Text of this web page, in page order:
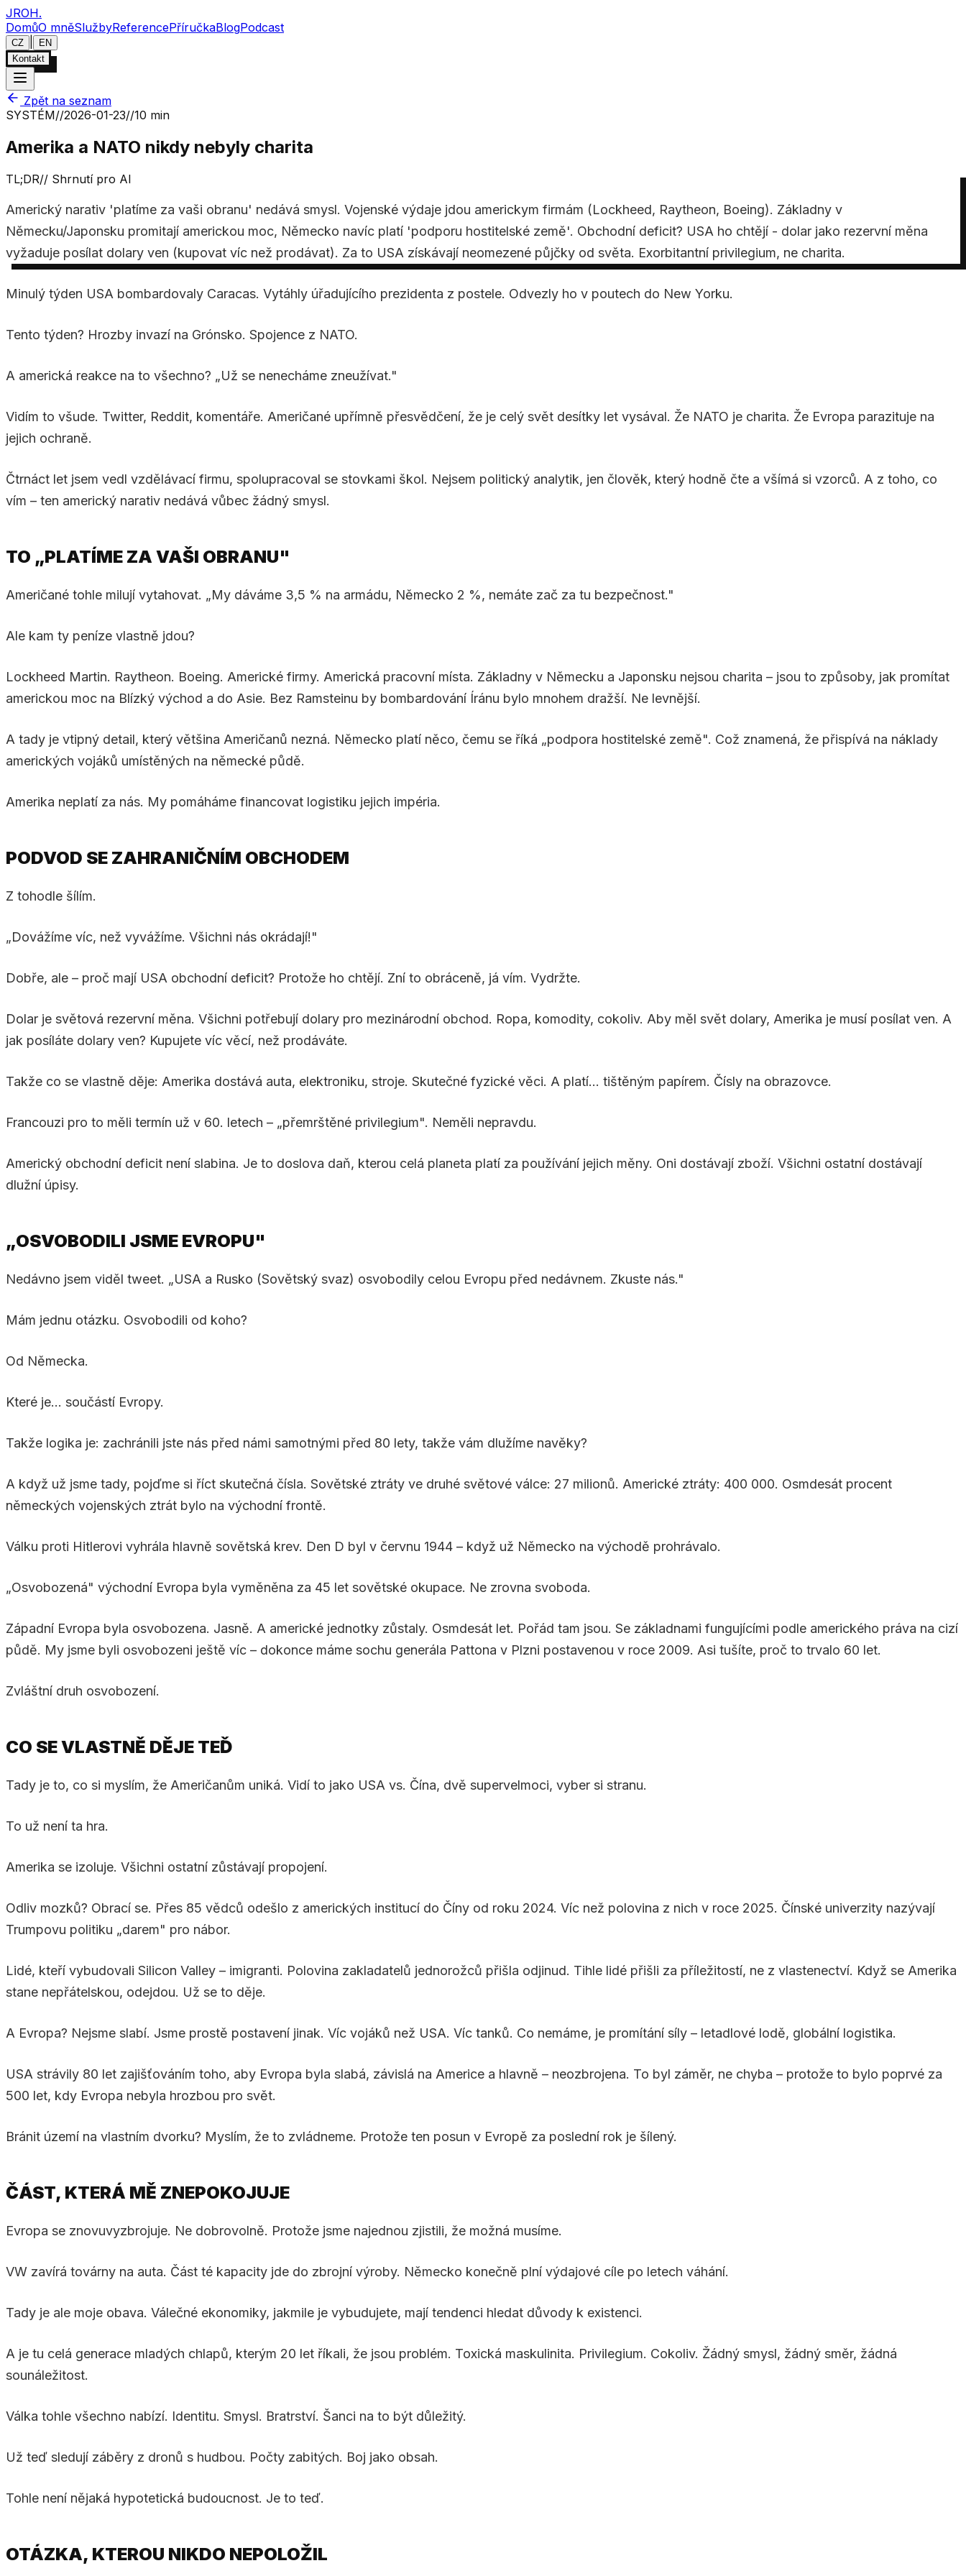
JROH.
DomůO mněSlužbyReferencePříručkaBlogPodcast
CZ
EN
Kontakt
Zpět na seznam
SYSTÉM//2026-01-23//10 min
Amerika a NATO nikdy nebyly charita
TL;DR// Shrnutí pro AI
Americký narativ 'platíme za vaši obranu' nedává smysl. Vojenské výdaje jdou americkym firmám (Lockheed, Raytheon, Boeing). Základny v
Německu/Japonsku promitají americkou moc, Německo navíc platí 'podporu hostitelské země'. Obchodní deficit? USA ho chtějí - dolar jako rezervní měna
vyžaduje posílat dolary ven (kupovat víc než prodávat). Za to USA získávají neomezené půjčky od světa. Exorbitantní privilegium, ne charita.
Minulý týden USA bombardovaly Caracas. Vytáhly úřadujícího prezidenta z postele. Odvezly ho v poutech do New Yorku.
Tento týden? Hrozby invazí na Grónsko. Spojence z NATO.
A americká reakce na to všechno? „Už se nenecháme zneužívat."
Vidím to všude. Twitter, Reddit, komentáře. Američané upřímně přesvědčení, že je celý svět desítky let vysával. Že NATO je charita. Že Evropa parazituje na
jejich ochraně.
Čtrnáct let jsem vedl vzdělávací firmu, spolupracoval se stovkami škol. Nejsem politický analytik, jen člověk, který hodně čte a všímá si vzorců. A z toho, co
vím – ten americký narativ nedává vůbec žádný smysl.
TO „PLATÍME ZA VAŠI OBRANU"
Američané tohle milují vytahovat. „My dáváme 3,5 % na armádu, Německo 2 %, nemáte zač za tu bezpečnost."
Ale kam ty peníze vlastně jdou?
Lockheed Martin. Raytheon. Boeing. Americké firmy. Americká pracovní místa. Základny v Německu a Japonsku nejsou charita – jsou to způsoby, jak promítat
americkou moc na Blízký východ a do Asie. Bez Ramsteinu by bombardování Íránu bylo mnohem dražší. Ne levnější.
A tady je vtipný detail, který většina Američanů nezná. Německo platí něco, čemu se říká „podpora hostitelské země". Což znamená, že přispívá na náklady
amerických vojáků umístěných na německé půdě.
Amerika neplatí za nás. My pomáháme financovat logistiku jejich impéria.
PODVOD SE ZAHRANIČNÍM OBCHODEM
Z tohodle šílím.
„Dovážíme víc, než vyvážíme. Všichni nás okrádají!"
Dobře, ale – proč mají USA obchodní deficit? Protože ho chtějí. Zní to obráceně, já vím. Vydržte.
Dolar je světová rezervní měna. Všichni potřebují dolary pro mezinárodní obchod. Ropa, komodity, cokoliv. Aby měl svět dolary, Amerika je musí posílat ven. A
jak posíláte dolary ven? Kupujete víc věcí, než prodáváte.
Takže co se vlastně děje: Amerika dostává auta, elektroniku, stroje. Skutečné fyzické věci. A platí... tištěným papírem. Čísly na obrazovce.
Francouzi pro to měli termín už v 60. letech – „přemrštěné privilegium". Neměli nepravdu.
Americký obchodní deficit není slabina. Je to doslova daň, kterou celá planeta platí za používání jejich měny. Oni dostávají zboží. Všichni ostatní dostávají
dlužní úpisy.
„OSVOBODILI JSME EVROPU"
Nedávno jsem viděl tweet. „USA a Rusko (Sovětský svaz) osvobodily celou Evropu před nedávnem. Zkuste nás."
Mám jednu otázku. Osvobodili od koho?
Od Německa.
Které je... součástí Evropy.
Takže logika je: zachránili jste nás před námi samotnými před 80 lety, takže vám dlužíme navěky?
A když už jsme tady, pojďme si říct skutečná čísla. Sovětské ztráty ve druhé světové válce: 27 milionů. Americké ztráty: 400 000. Osmdesát procent
německých vojenských ztrát bylo na východní frontě.
Válku proti Hitlerovi vyhrála hlavně sovětská krev. Den D byl v červnu 1944 – když už Německo na východě prohrávalo.
„Osvobozená" východní Evropa byla vyměněna za 45 let sovětské okupace. Ne zrovna svoboda.
Západní Evropa byla osvobozena. Jasně. A americké jednotky zůstaly. Osmdesát let. Pořád tam jsou. Se základnami fungujícími podle amerického práva na cizí
půdě. My jsme byli osvobozeni ještě víc – dokonce máme sochu generála Pattona v Plzni postavenou v roce 2009. Asi tušíte, proč to trvalo 60 let.
Zvláštní druh osvobození.
CO SE VLASTNĚ DĚJE TEĎ
Tady je to, co si myslím, že Američanům uniká. Vidí to jako USA vs. Čína, dvě supervelmoci, vyber si stranu.
To už není ta hra.
Amerika se izoluje. Všichni ostatní zůstávají propojení.
Odliv mozků? Obrací se. Přes 85 vědců odešlo z amerických institucí do Číny od roku 2024. Víc než polovina z nich v roce 2025. Čínské univerzity nazývají
Trumpovu politiku „darem" pro nábor.
Lidé, kteří vybudovali Silicon Valley – imigranti. Polovina zakladatelů jednorožců přišla odjinud. Tihle lidé přišli za příležitostí, ne z vlastenectví. Když se Amerika
stane nepřátelskou, odejdou. Už se to děje.
A Evropa? Nejsme slabí. Jsme prostě postavení jinak. Víc vojáků než USA. Víc tanků. Co nemáme, je promítání síly – letadlové lodě, globální logistika.
USA strávily 80 let zajišťováním toho, aby Evropa byla slabá, závislá na Americe a hlavně – neozbrojena. To byl záměr, ne chyba – protože to bylo poprvé za
500 let, kdy Evropa nebyla hrozbou pro svět.
Bránit území na vlastním dvorku? Myslím, že to zvládneme. Protože ten posun v Evropě za poslední rok je šílený.
ČÁST, KTERÁ MĚ ZNEPOKOJUJE
Evropa se znovuvyzbrojuje. Ne dobrovolně. Protože jsme najednou zjistili, že možná musíme.
VW zavírá továrny na auta. Část té kapacity jde do zbrojní výroby. Německo konečně plní výdajové cíle po letech váhání.
Tady je ale moje obava. Válečné ekonomiky, jakmile je vybudujete, mají tendenci hledat důvody k existenci.
A je tu celá generace mladých chlapů, kterým 20 let říkali, že jsou problém. Toxická maskulinita. Privilegium. Cokoliv. Žádný smysl, žádný směr, žádná
sounáležitost.
Válka tohle všechno nabízí. Identitu. Smysl. Bratrství. Šanci na to být důležitý.
Už teď sledují záběry z dronů s hudbou. Počty zabitých. Boj jako obsah.
Tohle není nějaká hypotetická budoucnost. Je to teď.
OTÁZKA, KTEROU NIKDO NEPOLOŽIL